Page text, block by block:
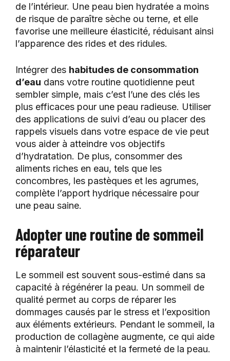
de l’intérieur. Une peau bien hydratée a moins
de risque de paraître sèche ou terne, et elle
favorise une meilleure élasticité, réduisant ainsi
l’apparence des rides et des ridules.
Intégrer des habitudes de consommation
d’eau dans votre routine quotidienne peut
sembler simple, mais c’est l’une des clés les
plus efficaces pour une peau radieuse. Utiliser
des applications de suivi d’eau ou placer des
rappels visuels dans votre espace de vie peut
vous aider à atteindre vos objectifs
d’hydratation. De plus, consommer des
aliments riches en eau, tels que les
concombres, les pastèques et les agrumes,
complète l’apport hydrique nécessaire pour
une peau saine.
Adopter une routine de sommeil
réparateur
Le sommeil est souvent sous-estimé dans sa
capacité à régénérer la peau. Un sommeil de
qualité permet au corps de réparer les
dommages causés par le stress et l’exposition
aux éléments extérieurs. Pendant le sommeil, la
production de collagène augmente, ce qui aide
à maintenir l’élasticité et la fermeté de la peau.